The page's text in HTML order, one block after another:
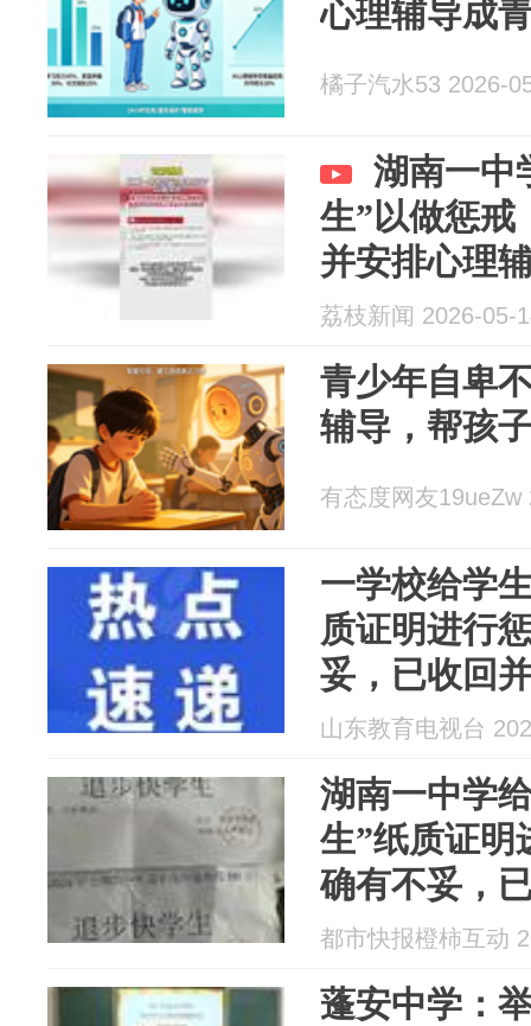
心理辅导成
橘子汽水53 2026-
湖南一中
生”以做惩戒
并安排心理
荔枝新闻 2026-05-
青少年自卑
辅导，帮孩
有态度网友19ueZw
一学校给学
质证明进行
妥，已收回
导
山东教育电视台
湖南一中学
生”纸质证明
确有不妥，
心理辅导
都市快报橙柿互动
蓬安中学：